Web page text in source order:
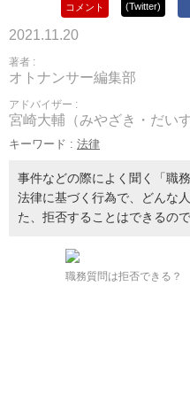
コメント (Twitter)
2021.11.20
著者 :
オトナンサー編集部
アドバイザー :
宮崎大輔（みやざき・だいす
キーワード : 法律
事件などの際によく聞く「職
法律に基づく行為で、どんな
た、拒否することはできるの
職務質問は拒否できる？